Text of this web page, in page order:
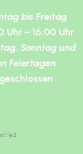
bis Freitag
Uhr – 16:00 Uhr
Sonntag und
Feiertagen
geschlossen